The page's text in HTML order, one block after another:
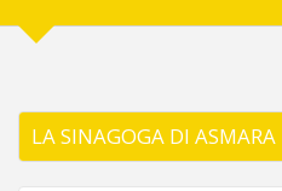
LA SINAGOGA DI ASMARA